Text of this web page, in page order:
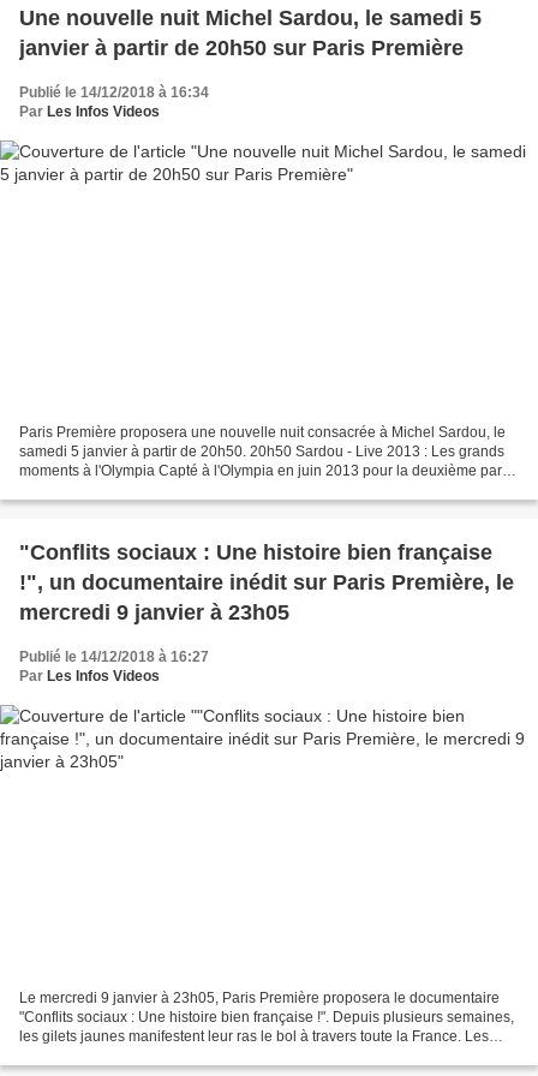
Une nouvelle nuit Michel Sardou, le samedi 5
janvier à partir de 20h50 sur Paris Première
Publié le 14/12/2018 à 16:34
Par Les Infos Videos
Paris Première proposera une nouvelle nuit consacrée à Michel Sardou, le
samedi 5 janvier à partir de 20h50. 20h50 Sardou - Live 2013 : Les grands
moments à l'Olympia Capté à l'Olympia en juin 2013 pour la deuxième partie
"Conflits sociaux : Une histoire bien française
!", un documentaire inédit sur Paris Première, le
mercredi 9 janvier à 23h05
Publié le 14/12/2018 à 16:27
Par Les Infos Videos
Le mercredi 9 janvier à 23h05, Paris Première proposera le documentaire
"Conflits sociaux : Une histoire bien française !". Depuis plusieurs semaines,
les gilets jaunes manifestent leur ras le bol à travers toute la France. Les